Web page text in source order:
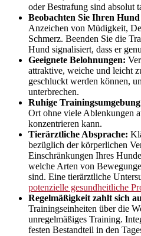
oder Bestrafung sind absolut
Beobachten Sie Ihren Hund
Anzeichen von Müdigkeit,
Schmerz. Beenden Sie die
Hund signalisiert, dass er
Geeignete Belohnungen:
attraktive, weiche und leicht
geschluckt werden können,
unterbrechen.
Ruhige
Ort ohne viele Ablenkungen
konzentrieren kann.
Tierärztliche Absprache:
bezüglich der körperlichen
Einschränkungen Ihres
welche Arten von
sind. Eine tierärztliche
potenzielle gesundheitliche
Regelmäßigkeit zahlt sich
Trainingseinheiten über die
unregelmäßiges Training.
festen Bestandteil in den